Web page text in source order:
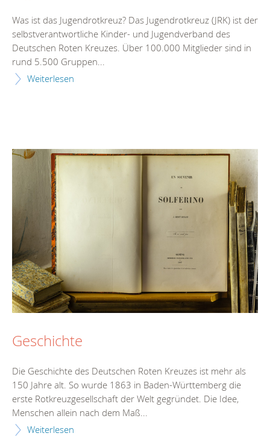
Was ist das Jugendrotkreuz? Das Jugendrotkreuz (JRK) ist der
selbstverantwortliche Kinder- und Jugendverband des
Deutschen Roten Kreuzes. Über 100.000 Mitglieder sind in
rund 5.500 Gruppen...
Weiterlesen
Geschichte
Die Geschichte des Deutschen Roten Kreuzes ist mehr als
150 Jahre alt. So wurde 1863 in Baden-Württemberg die
erste Rotkreuzgesellschaft der Welt gegründet. Die Idee,
Menschen allein nach dem Maß...
Weiterlesen